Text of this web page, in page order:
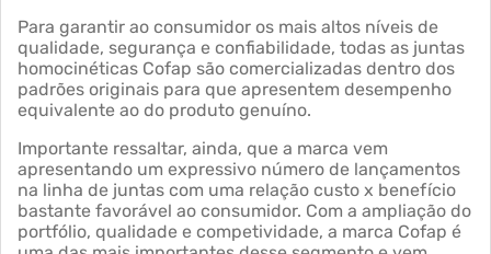
Para garantir ao consumidor os mais altos níveis de
qualidade, segurança e confiabilidade, todas as juntas
homocinéticas Cofap são comercializadas dentro dos
padrões originais para que apresentem desempenho
equivalente ao do produto genuíno.
Importante ressaltar, ainda, que a marca vem
apresentando um expressivo número de lançamentos
na linha de juntas com uma relação custo x benefício
bastante favorável ao consumidor. Com a ampliação do
portfólio, qualidade e competividade, a marca Cofap é